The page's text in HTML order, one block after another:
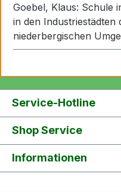
Goebel, Klaus: Schule
in den Industriestädten
nieder­bergischen
Service-Hotline
Shop Service
Informationen